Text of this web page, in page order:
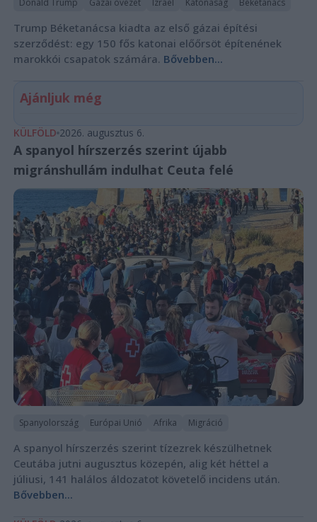
Trump Béketanácsa kiadta az első gázai építési
szerződést: egy 150 fős katonai előőrsöt építenének
marokkói csapatok számára. Bővebben...
Ajánljuk még
KÜLFÖLD 2026. augusztus 6.
A spanyol hírszerzés szerint újabb
migránshullám indulhat Ceuta felé
Spanyolország Európai Unió Afrika Migráció
A spanyol hírszerzés szerint tízezrek készülhetnek
Ceutába jutni augusztus közepén, alig két héttel a
júliusi, 141 halálos áldozatot követelő incidens után.
Bővebben...